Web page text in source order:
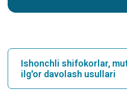
Ishonchli shifokorlar,
ilg'or davolash usullari